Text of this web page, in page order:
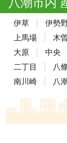
伊草 伊勢
上馬場
木
大原
中央
二丁目
八
南川崎
八潮